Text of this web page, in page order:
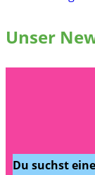
Unser
Du suchst